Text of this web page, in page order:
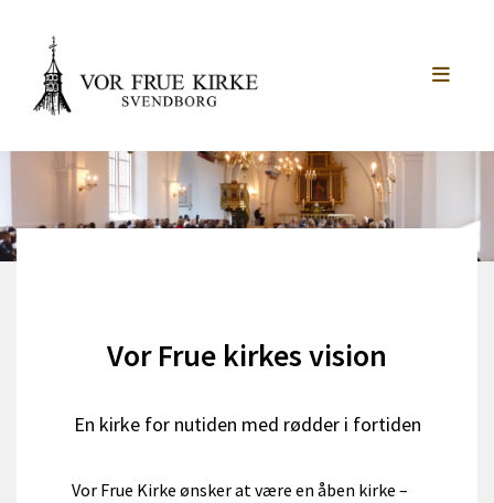
Vor Frue kirkes vision
En kirke for nutiden med rødder i fortiden
Vor Frue Kirke ønsker at være en åben kirke –